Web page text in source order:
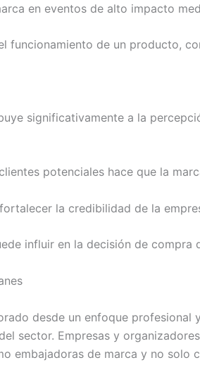
en eventos de alto impacto
funcionamiento de un producto,
significativamente a la
potenciales hace que la
la credibilidad de la
influir en la decisión de compra
desde un enfoque
sector. Empresas y
embajadoras de marca y no solo